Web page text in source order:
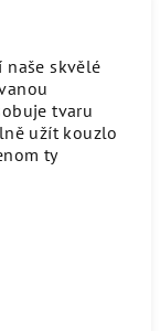
naše skvělé
tvaru
užít kouzlo
ty